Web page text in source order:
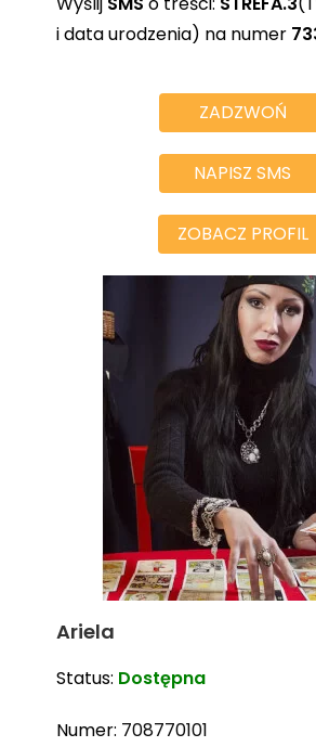
i data urodzenia) na numer
ZADZWOŃ
NAPISZ SMS
ZOBACZ PROFIL
Ariela
Status: Dostępna
Numer: 708770101